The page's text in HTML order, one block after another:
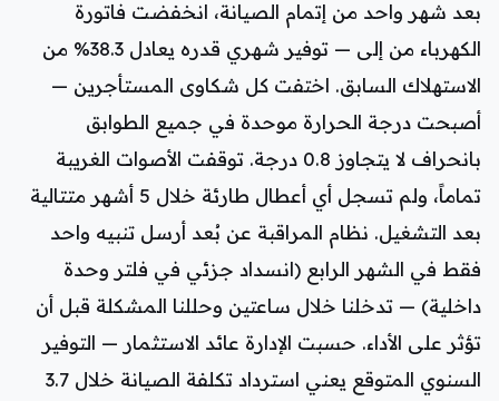
بعد شهر واحد من إتمام الصيانة، انخفضت فاتورة
الكهرباء من إلى — توفير شهري قدره يعادل 38.3% من
الاستهلاك السابق. اختفت كل شكاوى المستأجرين —
أصبحت درجة الحرارة موحدة في جميع الطوابق
بانحراف لا يتجاوز 0.8 درجة. توقفت الأصوات الغريبة
تماماً، ولم تسجل أي أعطال طارئة خلال 5 أشهر متتالية
بعد التشغيل. نظام المراقبة عن بُعد أرسل تنبيه واحد
فقط في الشهر الرابع (انسداد جزئي في فلتر وحدة
داخلية) — تدخلنا خلال ساعتين وحللنا المشكلة قبل أن
تؤثر على الأداء. حسبت الإدارة عائد الاستثمار — التوفير
السنوي المتوقع يعني استرداد تكلفة الصيانة خلال 3.7